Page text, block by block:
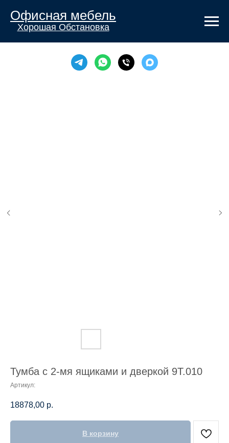
Офисная мебель
Хорошая Обстановка
Тумба с 2-мя ящиками и дверкой 9Т.010
Артикул:
18878,00 р.
В корзину